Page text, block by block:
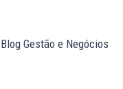
Blog Gestão e Negócios